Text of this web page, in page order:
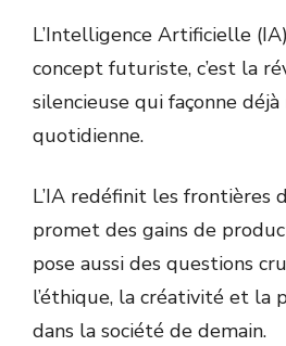
L’Intelligence Artificielle
concept futuriste, c’est la
silencieuse qui façonne
quotidienne.
L’IA redéfinit les frontières
promet des gains de
pose aussi des questions
l’éthique, la créativité et la
dans la société de demain.